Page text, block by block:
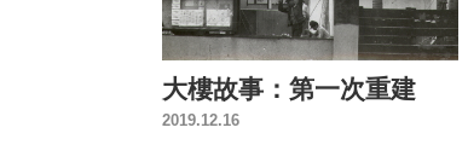
大樓故事：第一次重建
2019.12.16